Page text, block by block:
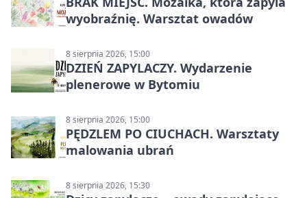
wyobraźnię. Warsztat owadów
8 sierpnia 2026, 15:00
DZIEŃ ZAPYLACZY. Wydarzenie
plenerowe w Bytomiu
8 sierpnia 2026, 15:00
PĘDZLEM PO CIUCHACH. Warsztaty
malowania ubrań
8 sierpnia 2026, 15:30